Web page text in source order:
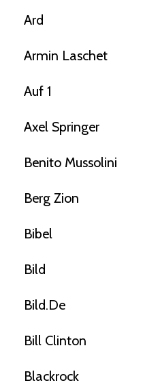
Ard
Armin Laschet
Auf 1
Axel Springer
Benito Mussolini
Berg Zion
Bibel
Bild
Bild.de
Bill Clinton
Blackrock